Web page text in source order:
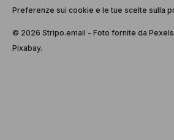
Preferenze sui cookie e le tue scelte sulla
© 2026 Stripо.email - Foto fornite da
Pixabay.